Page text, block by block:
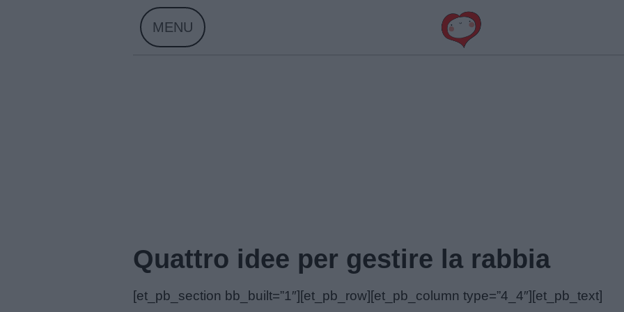
MENU
Quattro idee per gestire la rabbia
[et_pb_section bb_built=”1″][et_pb_row][et_pb_column type=”4_4″][et_pb_text]